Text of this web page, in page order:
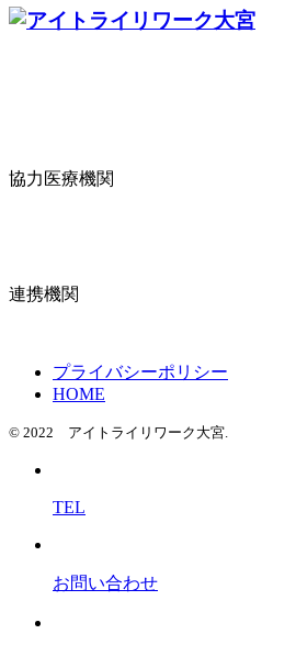
協力医療機関
連携機関
プライバシーポリシー
HOME
© 2022 アイトライリワーク大宮.
TEL
お問い合わせ